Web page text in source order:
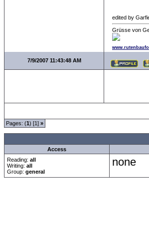
edited by
Grüsse von
7/9/2007 11:43:48 AM
Pages: (1) [1] »
Access
Reading: all
Writing: all
Group: general
none